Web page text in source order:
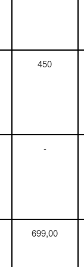
450
-
699,00